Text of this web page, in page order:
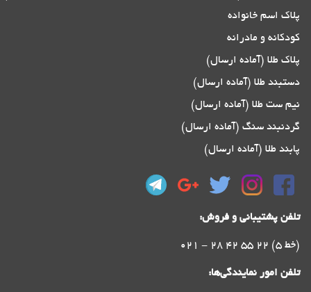
پلاک اسم خانواده
کودکانه و مادرانه
پلاک طلا (آماده ارسال)
دستبند طلا (آماده ارسال)
نیم ست طلا (آماده ارسال)
گردنبند سنگ (آماده ارسال)
پابند طلا (آماده ارسال)
تلفن پشتیبانی و فروش:
021 - 28 42 55 22 (5 خط)
تلفن امور نمایندگی‌ها: